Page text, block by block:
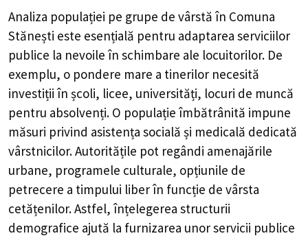
Analiza populației pe grupe de vârstă în Comuna
Stănești este esențială pentru adaptarea serviciilor
publice la nevoile în schimbare ale locuitorilor. De
exemplu, o pondere mare a tinerilor necesită
investiții în școli, licee, universități, locuri de muncă
pentru absolvenți. O populație îmbătrânită impune
măsuri privind asistența socială și medicală dedicată
vârstnicilor. Autoritățile pot regândi amenajările
urbane, programele culturale, opțiunile de
petrecere a timpului liber în funcție de vârsta
cetățenilor. Astfel, înțelegerea structurii
demografice ajută la furnizarea unor servicii publice